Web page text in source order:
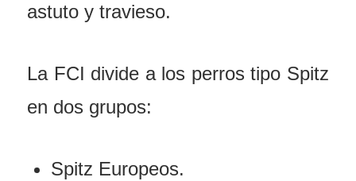
astuto y travieso.
La FCI divide a los perros tipo Spitz
en dos grupos:
Spitz Europeos.